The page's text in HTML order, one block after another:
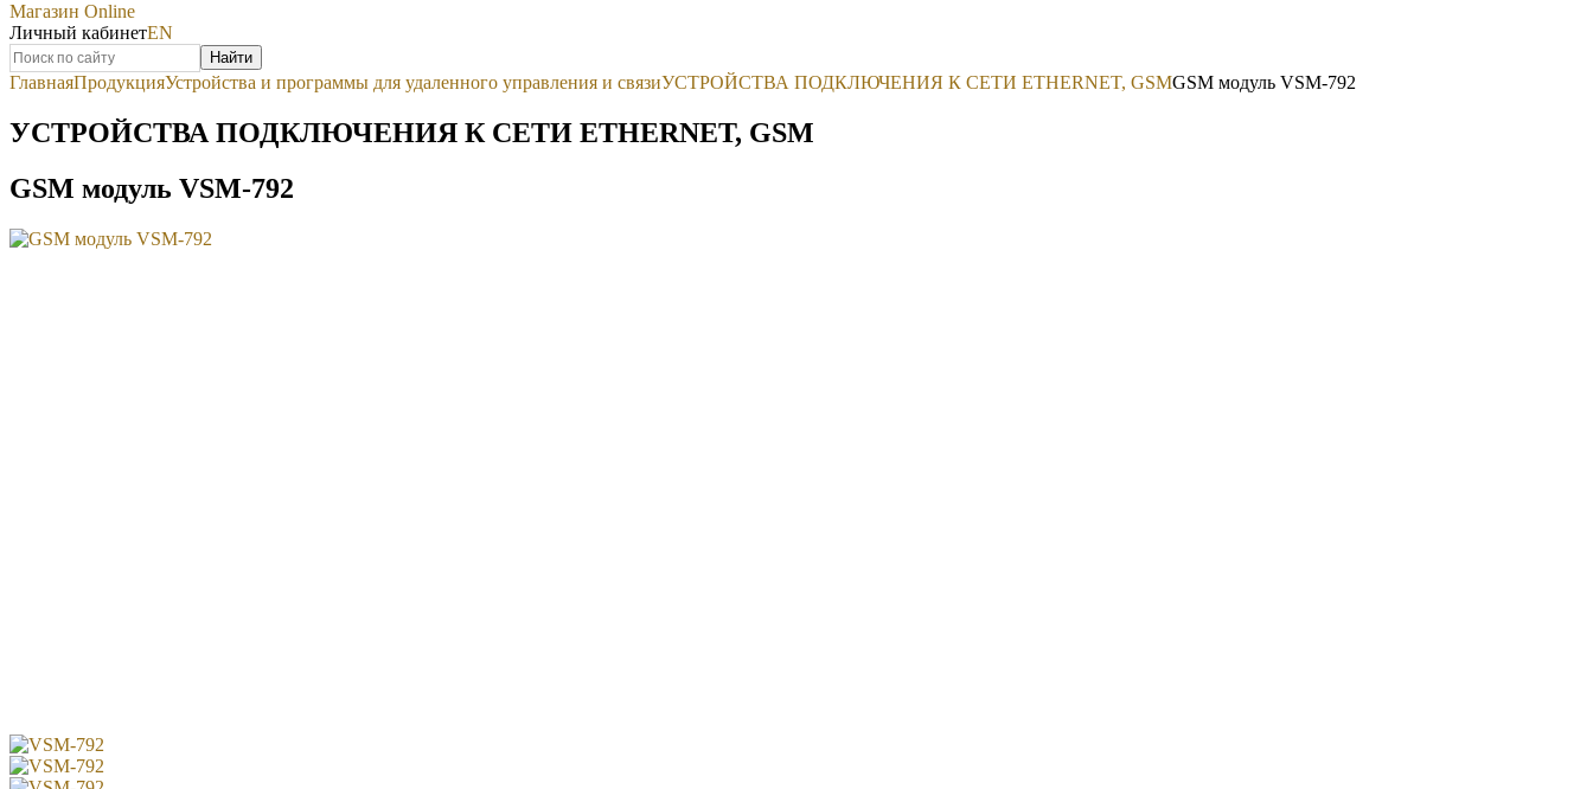
Магазин Online
Личный кабинетEN
Найти
ГлавнаяПродукцияУстройства и программы для удаленного управления и связиУСТРОЙСТВА ПОДКЛЮЧЕНИЯ К СЕТИ ETHERNET, GSMGSM модуль VSM-792
УСТРОЙСТВА ПОДКЛЮЧЕНИЯ К СЕТИ ETHERNET, GSM
GSM модуль VSM-792